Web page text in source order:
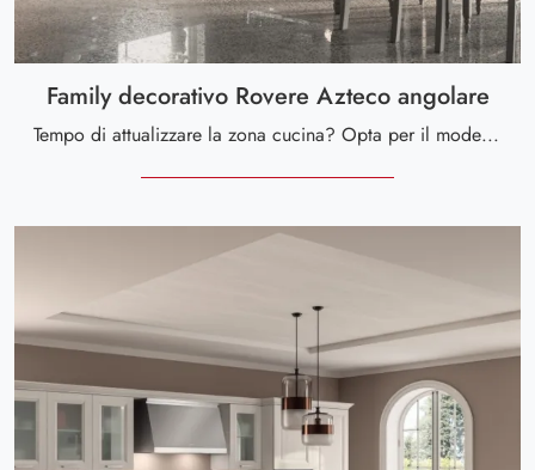
Family decorativo Rovere Azteco angolare
Tempo di attualizzare la zona cucina? Opta per il modello Family decorativo Rovere Azteco angolare Scavolini tra le nostre Cucine Classiche ad angolo.